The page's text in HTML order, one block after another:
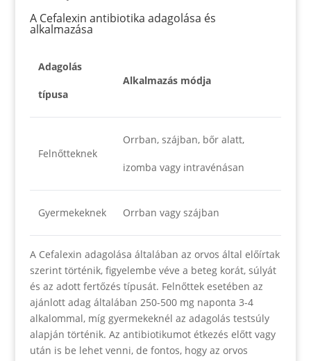
A Cefalexin antibiotika adagolása és
alkalmazása
Adagolás
típusa
Alkalmazás módja
Felnőtteknek
Orrban, szájban, bőr alatt,
izomba vagy intravénásan
Gyermekeknek Orrban vagy szájban
A Cefalexin adagolása általában az orvos által előírtak
szerint történik, figyelembe véve a beteg korát, súlyát
és az adott fertőzés típusát. Felnőttek esetében az
ajánlott adag általában 250-500 mg naponta 3-4
alkalommal, míg gyermekeknél az adagolás testsúly
alapján történik. Az antibiotikumot étkezés előtt vagy
után is be lehet venni, de fontos, hogy az orvos